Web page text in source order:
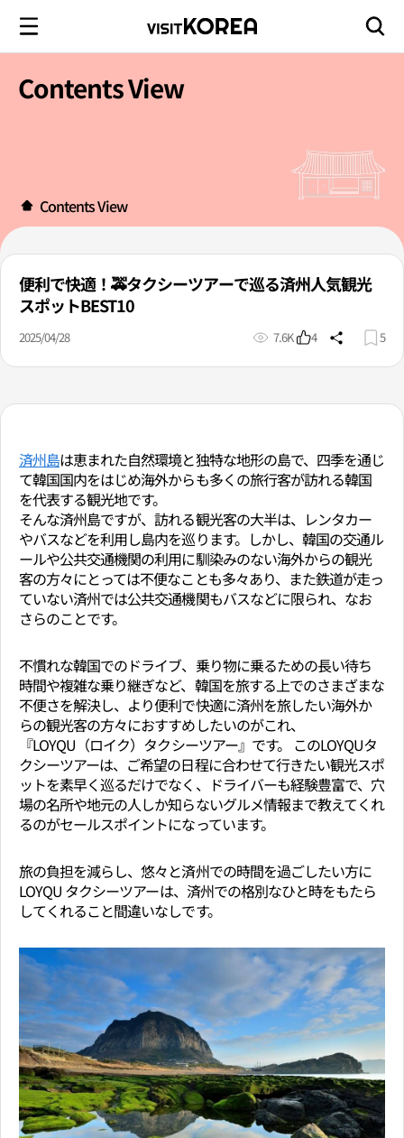
Contents View
Contents View
便利で快適！🚕タクシーツアーで巡る済州人気観光
スポットBEST10
2025/04/28 7.6K 4 5
済州島は恵まれた自然環境と独特な地形の島で、四季を通じ
て韓国国内をはじめ海外からも多くの旅行客が訪れる韓国
を代表する観光地です。
そんな済州島ですが、訪れる観光客の大半は、レンタカー
やバスなどを利用し島内を巡ります。しかし、韓国の交通ル
ールや公共交通機関の利用に馴染みのない海外からの観光
客の方々にとっては不便なことも多々あり、また鉄道が走っ
ていない済州では公共交通機関もバスなどに限られ、なお
さらのことです。
不慣れな韓国でのドライブ、乗り物に乗るための長い待ち
時間や複雑な乗り継ぎなど、韓国を旅する上でのさまざまな
不便さを解決し、より便利で快適に済州を旅したい海外か
らの観光客の方々におすすめしたいのがこれ、
『LOYQU（ロイク）タクシーツアー』です。 このLOYQUタ
クシーツアーは、ご希望の日程に合わせて行きたい観光スポ
ットを素早く巡るだけでなく、ドライバーも経験豊富で、穴
場の名所や地元の人しか知らないグルメ情報まで教えてくれ
るのがセールスポイントになっています。
旅の負担を減らし、悠々と済州での時間を過ごしたい方に
LOYQU タクシーツアーは、済州での格別なひと時をもたら
してくれること間違いなしです。